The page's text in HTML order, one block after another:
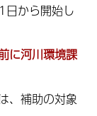
から開始し
に河川環境課
、補助の対象